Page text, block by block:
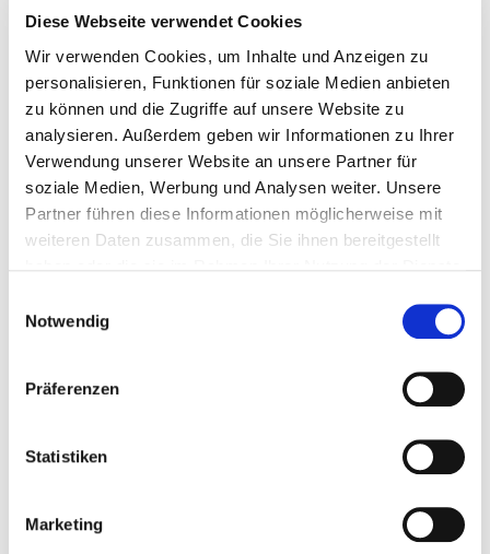
Diese Webseite verwendet Cookies
Wir verwenden Cookies, um Inhalte und Anzeigen zu
personalisieren, Funktionen für soziale Medien anbieten
zu können und die Zugriffe auf unsere Website zu
analysieren. Außerdem geben wir Informationen zu Ihrer
Verwendung unserer Website an unsere Partner für
soziale Medien, Werbung und Analysen weiter. Unsere
Partner führen diese Informationen möglicherweise mit
weiteren Daten zusammen, die Sie ihnen bereitgestellt
Notwendig
Präferenzen
Statistiken
Marketing